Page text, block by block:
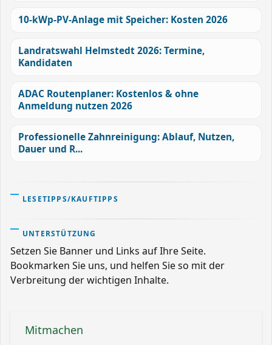
10-kWp-PV-Anlage mit Speicher: Kosten 2026
Landratswahl Helmstedt 2026: Termine,
Kandidaten
ADAC Routenplaner: Kostenlos & ohne
Anmeldung nutzen 2026
Professionelle Zahnreinigung: Ablauf, Nutzen,
Dauer und R...
LESETIPPS/KAUFTIPPS
UNTERSTÜTZUNG
Setzen Sie Banner und Links auf Ihre Seite.
Bookmarken Sie uns, und helfen Sie so mit der
Verbreitung der wichtigen Inhalte.
Mitmachen